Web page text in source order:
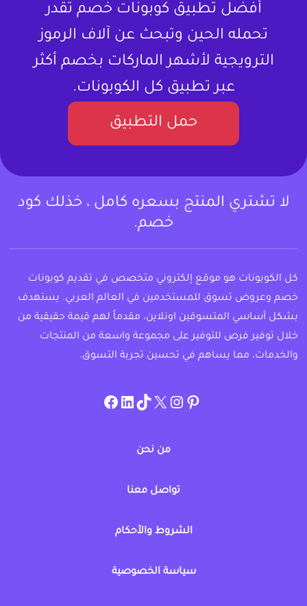
أفضل تطبيق كوبونات خصم تقدر
تحمله الحين وتبحث عن آلاف الرموز
الترويجية لأشهر الماركات بخصم أكثر
عبر تطبيق كل الكوبونات.
حمل التطبيق
لا تشتري المنتج بسعره كامل ، خذلك كود
خصم.
كل الكوبونات هو موقع إلكتروني متخصص في تقديم كوبونات
خصم وعروض تسوق للمستخدمين في العالم العربي. يستهدف
بشكل أساسي المتسوقين اونلاين، مقدماً لهم قيمة حقيقية من
خلال توفير فرص للتوفير على مجموعة واسعة من المنتجات
والخدمات، مما يساهم في تحسين تجربة التسوق.
pinterest
allcouponat
twitter
TikTok
linkedin
facebook
من نحن
تواصل معنا
الشروط والأحكام
سياسة الخصوصية